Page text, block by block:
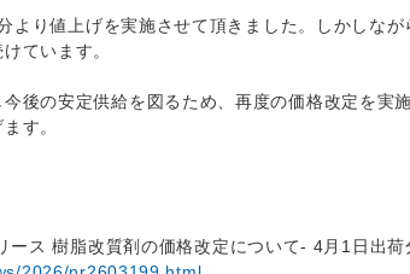
り値上げを実施させて頂きました。しかしな
ています。
後の安定供給を図るため、再度の価格改定を実
す。
ス 樹脂改質剤の価格改定について‐ 4月1日出荷